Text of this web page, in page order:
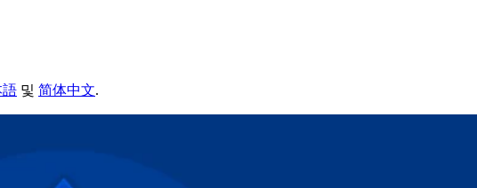
語 및 简体中文.